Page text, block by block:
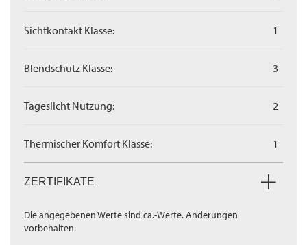
Sichtkontakt Klasse: 1
Blendschutz Klasse: 3
Tageslicht Nutzung: 2
Thermischer Komfort Klasse: 1
ZERTIFIKATE
Die angegebenen Werte sind ca.-Werte. Änderungen
vorbehalten.